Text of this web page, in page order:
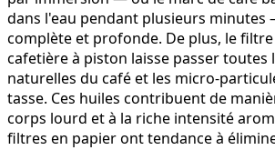
dans l'eau pendant plusieurs
complète et profonde. De plus, le
cafetière à piston laisse passer toutes
naturelles du café et les micro-
tasse. Ces huiles contribuent de
corps lourd et à la riche intensité
filtres en papier ont tendance à